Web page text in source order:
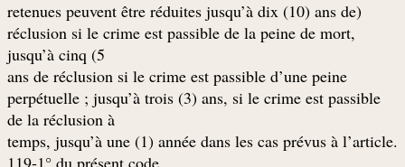
(retenues peuvent être réduites jusqu’à dix (10) ans de
réclusion si le crime est passible de la peine de mort,
jusqu’à cinq (5
ans de réclusion si le crime est passible d’une peine
perpétuelle ; jusqu’à trois (3) ans, si le crime est passible
de la réclusion à
.temps, jusqu’à une (1) année dans les cas prévus à l’article
119-1° du présent code